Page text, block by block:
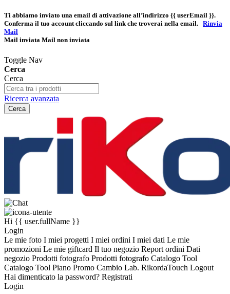
Ti abbiamo inviato una email di attivazione all’indirizzo {{ userEmail }}.
Conferma il tuo account cliccando sul link che troverai nella email. Rinvia
Mail
Mail inviata Mail non inviata
Toggle Nav
Cerca
Cerca
Ricerca avanzata
Cerca
Hi {{ user.fullName }}
Login
Le mie foto I miei progetti I miei ordini I miei dati Le mie
promozioni Le mie giftcard Il tuo negozio Report ordini Dati
negozio Prodotti fotografo Prodotti fotografo Catalogo Tool
Catalogo Tool Piano Promo Cambio Lab. RikordaTouch Logout
Hai dimenticato la password? Registrati
Login